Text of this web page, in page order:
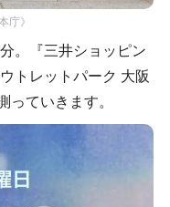
庁》
。『三井ショッピン
トレットパーク 大阪
っていきます。